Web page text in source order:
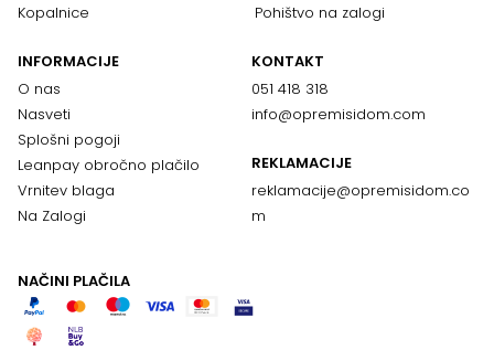
Kopalnice
Pohištvo na zalogi
INFORMACIJE
O nas
Nasveti
Splošni pogoji
Leanpay obročno plačilo
Vrnitev blaga
Na Zalogi
KONTAKT
051 418 318
info@opremisidom.com
REKLAMACIJE
reklamacije@opremisidom.co
m
NAČINI PLAČILA